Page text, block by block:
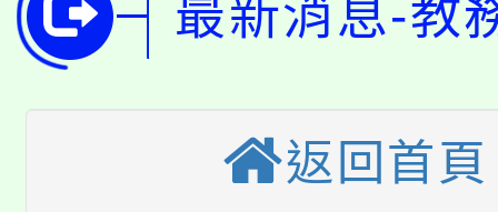
視費優惠，中低收入戶
大園自造教育及科技中
份教師研習
淨零綠生活教案入校路
115年食農教育專業人
最新消息-教
返回首頁